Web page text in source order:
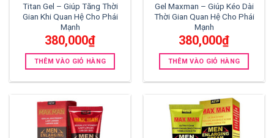
Titan Gel – Giúp Tăng Thời
Gian Khi Quan Hệ Cho Phái
Mạnh
380,000₫
THÊM VÀO GIỎ HÀNG
Gel Maxman – Giúp Kéo Dài
Thời Gian Quan Hệ Cho Phái
Mạnh
380,000₫
THÊM VÀO GIỎ HÀNG